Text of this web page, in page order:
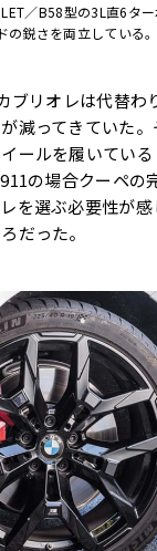
／B58型の3L直6タ
鋭さを両立している。
ブリオレは代替わ
減ってきていた
ールを履いてい
の場合クーペの
を選ぶ必要性が
だった。